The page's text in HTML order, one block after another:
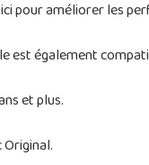
pour améliorer les
est également
et plus.